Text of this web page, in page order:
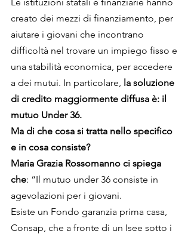
creato dei mezzi di finanziamento, per
aiutare i giovani che incontrano
difficoltà nel trovare un impiego fisso e
una stabilità economica, per accedere
a dei mutui. In particolare, la soluzione
di credito maggiormente diffusa è: il
mutuo Under 36.
Ma di che cosa si tratta nello specifico
e in cosa consiste?
Maria Grazia Rossomanno ci spiega
che: “Il mutuo under 36 consiste in
agevolazioni per i giovani.
Esiste un Fondo garanzia prima casa,
Consap, che a fronte di un Isee sotto i